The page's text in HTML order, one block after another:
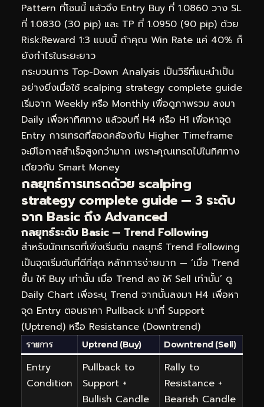
Pattern ที่โซนนี้ แล้วจึง Entry Buy ที่ 1.0860 วาง SL
ที่ 1.0830 (30 pip) และ TP ที่ 1.0950 (90 pip) ด้วย
Risk:Reward 1:3 แบบนี้ ถ้าคุณ Win Rate แค่ 40% ก็
ยังกำไรในระยะยาว
กระบวนการ Top-Down Analysis เป็นวิธีที่แนะนำเป็น
อย่างยิ่งเมื่อใช้ scalping strategy complete guide
เริ่มจาก Weekly หรือ Monthly เพื่อดูภาพรวม ลงมา
Daily เพื่อหาทิศทาง แล้วจบที่ H4 หรือ H1 เพื่อหาจุด
Entry การเทรดที่สอดคล้องกับ Higher Timeframe
จะมีโอกาสสำเร็จสูงกว่ามาก เพราะคุณเทรดไปในทิศทาง
เดียวกับ Smart Money
กลยุทธ์การเทรดด้วย scalping
strategy complete guide — 3 ระดับ
จาก Basic ถึง Advanced
กลยุทธ์ระดับ Basic — Trend Following
สำหรับนักเทรดที่เพิ่งเริ่มต้น กลยุทธ์ Trend Following
เป็นจุดเริ่มต้นที่ดีที่สุด หลักการง่ายมาก — ‘เมื่อ Trend
ขึ้น ให้ Buy เท่านั้น เมื่อ Trend ลง ให้ Sell เท่านั้น’ ดู
Daily Chart เพื่อระบุ Trend จากนั้นลงมา H4 เพื่อหา
จุด Entry ตอนราคา Pullback มาที่ Support
(Uptrend) หรือ Resistance (Downtrend)
รายการ Uptrend (Buy) Downtrend (Sell)
Entry
Condition
Pullback to
Support +
Bullish Candle
Rally to
Resistance +
Bearish Candle